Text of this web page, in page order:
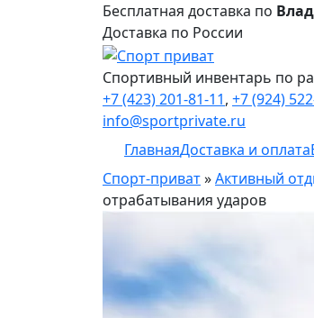
Бесплатная доставка по
Доставка по России
Спортивный инвентарь по
+7 (423) 201-81-11, +7 (924)
info@sportprivate.ru
ГлавнаяДоставка и оплата
Спорт-приват»Активный
отрабатывания ударов